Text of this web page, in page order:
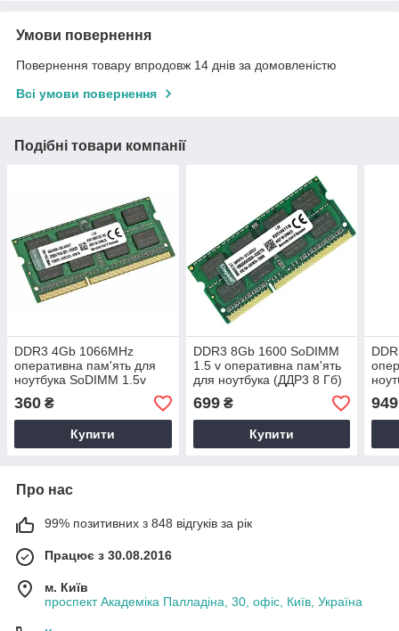
Умови повернення
Повернення товару впродовж 14 днів за домовленістю
Всі умови повернення
Подібні товари компанії
DDR3 4Gb 1066MHz
оперативна пам'ять для
ноутбука SoDIMM 1.5v
PC3-8500 ДДР3 4 Гб
KVR1066D3S7/4G
360 ₴
Купити
DDR3 8Gb 1600 SoDIMM
1.5 v оперативна пам'ять
для ноутбука (ДДР3 8 Гб)
PC3-12800 8192MB
KVR16S11/8
699₴
Купити
949
Про нас
99% позитивних з 848 відгуків за рік
Працює з 30.08.2016
м. Київ
проспект Академіка Палладіна, 30, офіс, Київ, Україна